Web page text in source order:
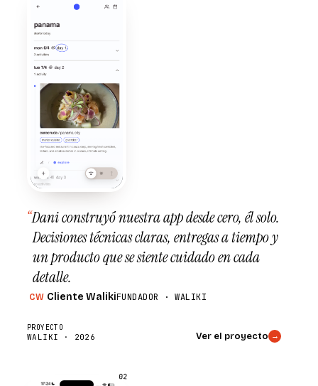
“Dani construyó nuestra app desde cero, él solo.
Decisiones técnicas claras, entregas a tiempo y
un producto que se siente cuidado en cada
detalle.
CW Cliente WalikiFUNDADOR · WALIKI
PROYECTO
WALIKI · 2026 Ver el proyecto →
02